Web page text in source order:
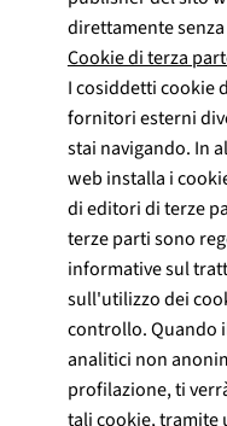
direttamente
Cookie di terza
I cosiddetti cookie
fornitori esterni
stai navigando. In
web installa i
di editori di terze
terze parti sono
informative sul
sull'utilizzo dei
controllo. Quando
analitici non
profilazione, ti
tali cookie, tramite